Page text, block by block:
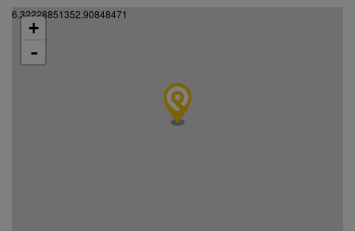
6.32228851352.90848471
+
-